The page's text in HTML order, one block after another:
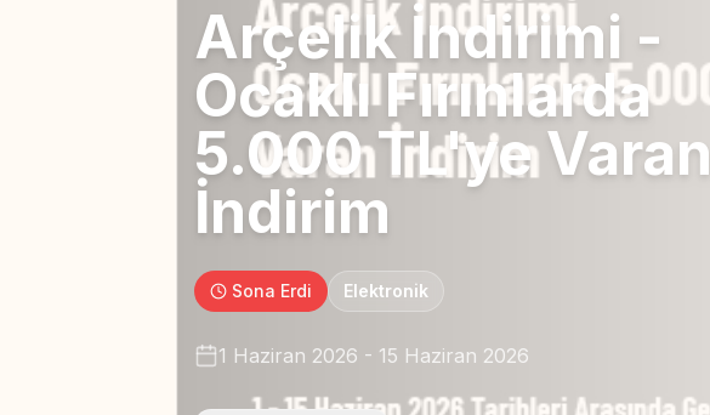
Arçelik İndirimi -
Ocaklı Fırınlarda
5.000 TL'ye Varan
İndirim
Sona Erdi Elektronik
1 Haziran 2026 - 15 Haziran 2026